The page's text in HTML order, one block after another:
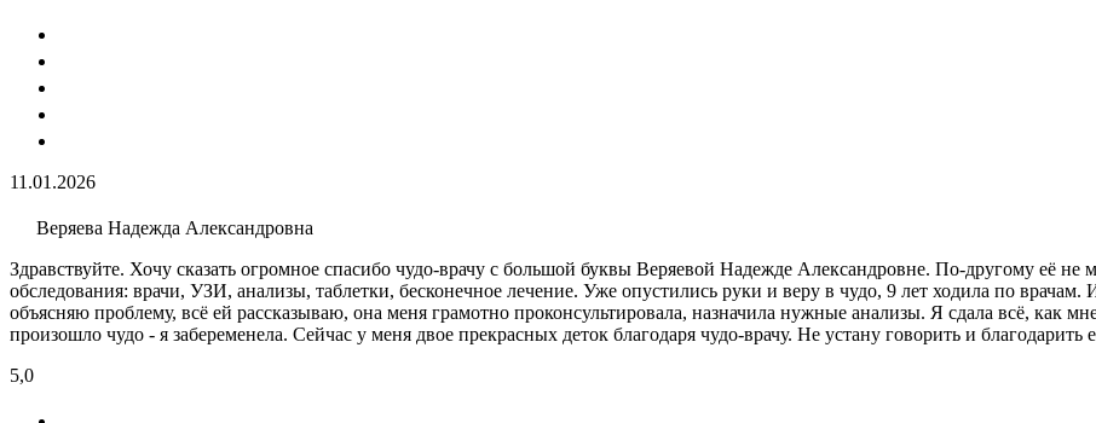
11.01.2026
Веряева Надежда Александровна
Здравствуйте. Хочу сказать огромное спасибо чудо-врачу с большой буквы Веряевой Надежде Александровне. По-другому её не
обследования: врачи, УЗИ​, анализы​, таблетки, бесконечное лечение. Уже опустились руки и веру в чудо, 9 лет ходила по
объясняю проблему, всё ей рассказываю, она меня грамотно проконсультировала, назначила нужные анализы. Я сдала всё, как
произошло чудо - я забеременела. Сейчас у меня двое прекрасных деток благодаря чудо-врачу. Не устану говорить и благодарить
5,0